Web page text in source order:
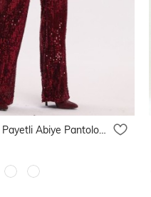
Lastikli Geniş Paça Payetli Abiye Pantolon | Pnt33970